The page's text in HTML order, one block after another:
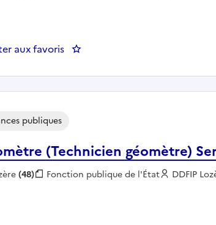
aux favoris : Assistant(e) administratif(ve)
(Technicien géomètre)
publiques
:
(48) Fonction publique :
Fonction publique de l'État DDFIP